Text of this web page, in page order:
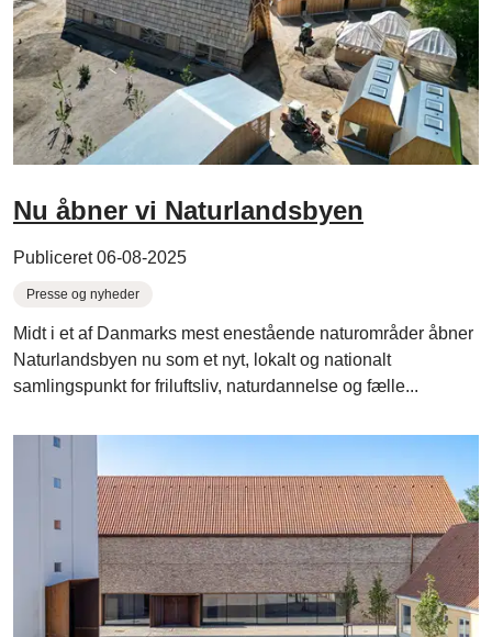
Nu åbner vi Naturlandsbyen
Publiceret 06-08-2025
Presse og nyheder
Midt i et af Danmarks mest enestående naturområder åbner
Naturlandsbyen nu som et nyt, lokalt og nationalt
samlingspunkt for friluftsliv, naturdannelse og fælle...